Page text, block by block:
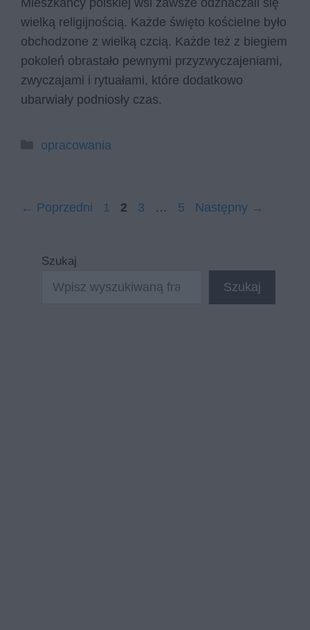
Mieszkańcy polskiej wsi zawsze odznaczali się
wielką religijnością. Każde święto kościelne było
obchodzone z wielką czcią. Każde też z biegiem
pokoleń obrastało pewnymi przyzwyczajeniami,
zwyczajami i rytuałami, które dodatkowo
ubarwiały podniosły czas.
Kategorie
opracowania
← Poprzedni Strona
1 Strona
2 Strona
3 … Strona
5 Następny →
Szukaj
Szukaj